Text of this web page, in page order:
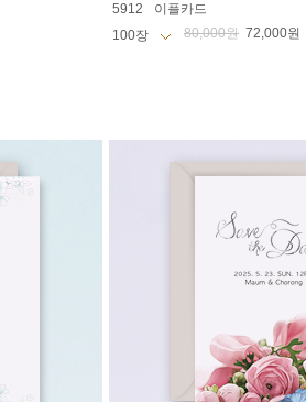
5912
이플카드
80,000원 72,000원